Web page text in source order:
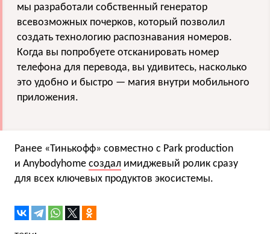
мы разработали собственный генератор
всевозможных почерков, который позволил
создать технологию распознавания номеров.
Когда вы попробуете отсканировать номер
телефона для перевода, вы удивитесь, насколько
это удобно и быстро — магия внутри мобильного
приложения.
Ранее «Тинькофф» совместно с Park production
и Anybodyhome создал имиджевый ролик сразу
для всех ключевых продуктов экосистемы.